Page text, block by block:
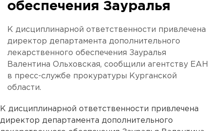
обеспечения Зауралья
К дисциплинарной ответственности привлечена
директор департамента дополнительного
лекарственного обеспечения Зауралья
Валентина Ольховская, сообщили агентству ЕАН
в пресс-службе прокуратуры Курганской
области.
К дисциплинарной ответственности привлечена
директор департамента дополнительного